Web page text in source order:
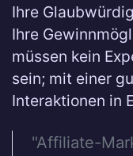
Ihre
Ihre
müssen kein
sein; mit einer
Interaktionen in
"Affiliate-